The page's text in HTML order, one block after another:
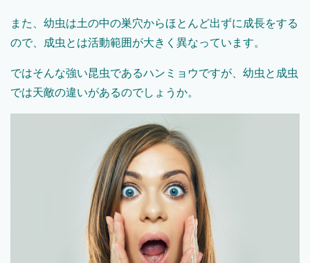
また、幼虫は土の中の巣穴からほとんど出ずに成長をする
ので、成虫とは活動範囲が大きく異なっています。
ではそんな強い昆虫であるハンミョウですが、幼虫と成虫
では天敵の違いがあるのでしょうか。